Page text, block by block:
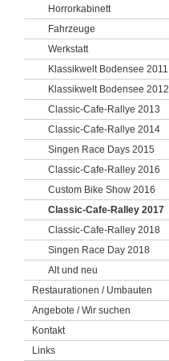
Horrorkabinett
Fahrzeuge
Werkstatt
Klassikwelt Bodensee 2011
Klassikwelt Bodensee 2012
Classic-Cafe-Rallye 2013
Classic-Cafe-Rallye 2014
Singen Race Days 2015
Classic-Cafe-Ralley 2016
Custom Bike Show 2016
Classic-Cafe-Ralley 2017
Classic-Cafe-Ralley 2018
Singen Race Day 2018
Alt und neu
Restaurationen / Umbauten
Angebote / Wir suchen
Kontakt
Links